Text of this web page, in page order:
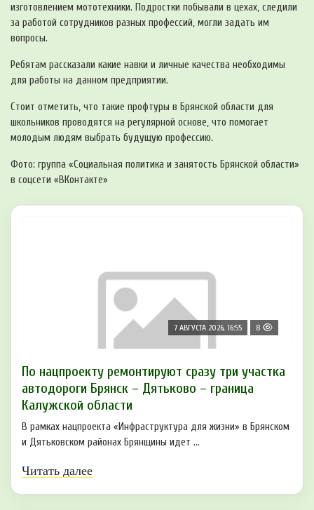
изготовлением мототехники. Подростки побывали в цехах, следили
за работой сотрудников разных профессий, могли задать им
вопросы.
Ребятам рассказали какие навки и личные качества необходимы
для работы на данном предприятии.
Стоит отметить, что такие профтуры в Брянской области для
школьников проводятся на регулярной основе, что помогает
молодым людям выбрать будущую профессию.
Фото: группа «Социальная политика и занятость Брянской области»
в соцсети «ВКонтакте»
7 АВГУСТА 2026, 16:55 8
По нацпроекту ремонтируют сразу три участка
автодороги Брянск – Дятьково – граница
Калужской области
В рамках нацпроекта «Инфраструктура для жизни» в Брянском
и Дятьковском районах Брянщины идет ...
Читать далее